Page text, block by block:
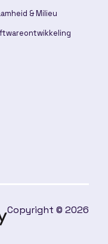
& Milieu
Copyright © 2026